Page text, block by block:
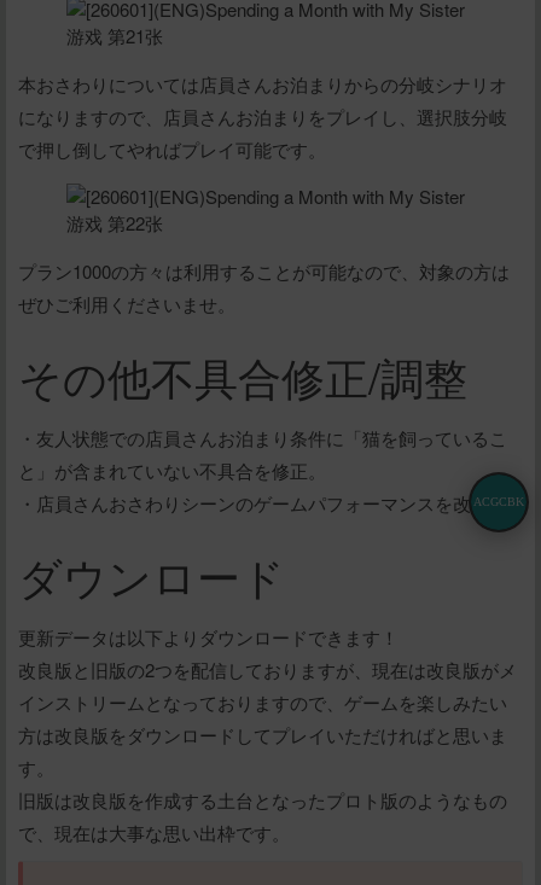
本おさわりについては店員さんお泊まりからの分岐シナリオ
になりますので、店員さんお泊まりをプレイし、選択肢分岐
で押し倒してやればプレイ可能です。
プラン1000の方々は利用することが可能なので、対象の方は
ぜひご利用くださいませ。
その他不具合修正/調整
・友人状態での店員さんお泊まり条件に「猫を飼っているこ
と」が含まれていない不具合を修正。
・店員さんおさわりシーンのゲームパフォーマンスを改善。
ダウンロード
更新データは以下よりダウンロードできます！
改良版と旧版の2つを配信しておりますが、現在は改良版がメ
インストリームとなっておりますので、ゲームを楽しみたい
方は改良版をダウンロードしてプレイいただければと思いま
す。
旧版は改良版を作成する土台となったプロト版のようなもの
で、現在は大事な思い出枠です。
ACGCBK